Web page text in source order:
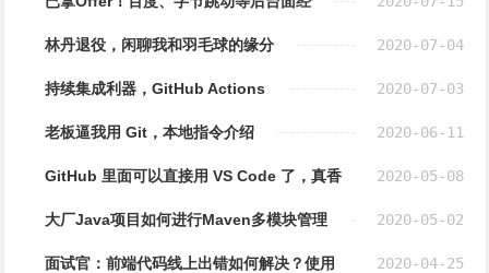
林丹退役，闲聊我和羽毛球的缘分 2020-07-04
持续集成利器，GitHub Actions 2020-07-03
老板逼我用 Git，本地指令介绍 2020-06-11
GitHub 里面可以直接用 VS Code 了，真香 2020-05-08
大厂Java项目如何进行Maven多模块管理 2020-05-02
面试官：前端代码线上出错如何解决？使用 2020-04-25